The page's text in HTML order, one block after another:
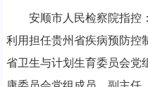
安顺市人民检察院指控
利用担任贵州省疾病预防控
省卫生与计划生育委员会党